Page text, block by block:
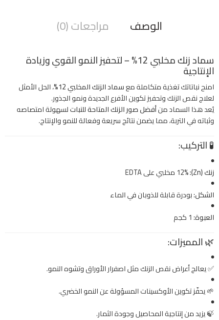
الوصف مراجعات (0)
سماد زنك مخلبي 12% – لتحفيز النمو القوي وزيادة
الإنتاجية
امنح نباتاتك تغذية متكاملة معسماد الزنك المخلبي 12%
، الحل الأمثل
لعلاج نقص الزنك وتحفيز تكوين الأفرع الجديدة ونمو الجذور.
يُعد هذا السماد منأفضل صور الزنك المتاحة للنباتلسهولة امتصاصه
وثباته في التربة، مما يضمن نتائج سريعة وفعالة للنمو والإنتاج.
🧪التركيب:
زنك (Zn):
الشكل:بودرة قابلة للذوبان في الماء
العبوة:
🌿المميزات:
✅ يعالج أعراض نقص الزنك مثل اصفرار الأوراق وتشوه النمو.
🌱 يحفّز تكوين الأوكسينات المسؤولة عن النمو الخضري.
🍃 يزيد من إنتاجية المحاصيل وجودة الثمار.